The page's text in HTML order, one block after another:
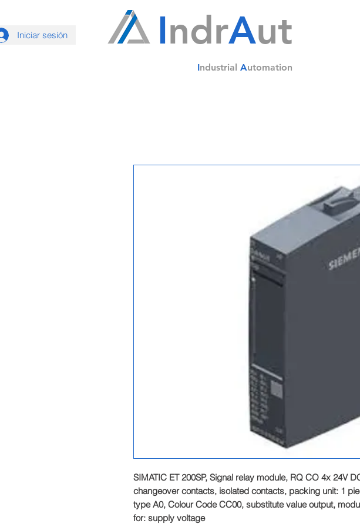
Iniciar sesión IndrAut
Industrial Automation
SIMATIC ET 200SP, Signal relay module, RQ CO 4x 24V
changeover contacts, isolated contacts, packing unit: 1
type A0, Colour Code CC00, substitute value output,
for: supply voltage